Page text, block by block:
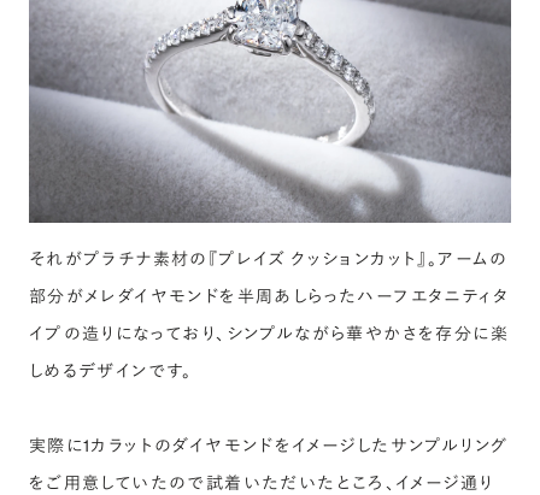
それがプラチナ素材の『プレイズ クッションカット』。アームの
部分がメレダイヤモンドを半周あしらったハーフエタニティタ
イプの造りになっており、シンプルながら華やかさを存分に楽
しめるデザインです。
実際に1カラットのダイヤモンドをイメージしたサンプルリング
をご用意していたので試着いただいたところ、イメージ通り